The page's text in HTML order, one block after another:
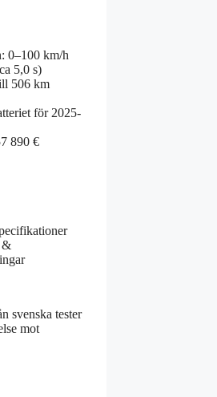
0–100 km/h
5,0 s)
506 km
för 2025-
890 €
&
svenska tester
mot